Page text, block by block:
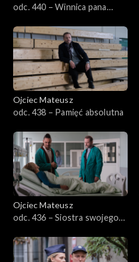
Sezon 20
Sezon 19
Sezon 18
Sezon 17
Sezon 16
Sezon 15
Sezon 13
odc. 440 – Winnica pana
Ojciec Mateusz
odc. 438 – Pamięć absolutna
Ojciec Mateusz
odc. 436 – Siostra swojego